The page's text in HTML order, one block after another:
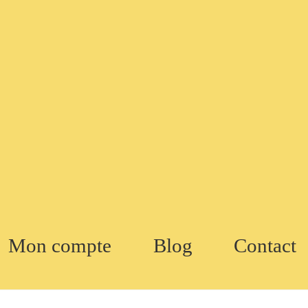
Mon compte Blog Contact